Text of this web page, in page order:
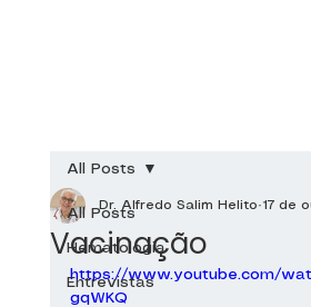
All Posts
Hematologia
Entrevistas
All Posts
Vacinação
Dr. Alfredo Salim Helito 17 de
https://www.youtube.com/
gqWKQ